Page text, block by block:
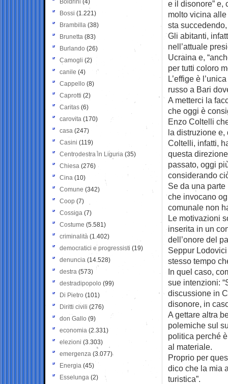
e il disonore” e,
molto vicina
sta
Gli abitanti,
nell’attuale
Ucraina e,
per tutti coloro
L’effige è
russo a Bari
A metterci la
che oggi è
Enzo Coltelli
la distruzione
Coltelli, infatti,
questa
passato, oggi
considerando
Se da una
che invocano
comunale non
Le motivazioni
inserita in un
dell’onore del
Seppur
stesso tempo
In quel caso,
sue intenzioni:
discussione in
disonore, in
A gettare altra
polemiche sul
politica perché
al materiale.
Proprio per
dico che la mia
turistica”.
Boldrini (4)
Bossi (1.221)
Brambilla (38)
Brunetta (83)
Burlando (26)
Camogli (2)
canile (4)
Cappello (8)
Caprotti (2)
Caritas (6)
carovita (170)
casa (247)
Casini (119)
Centrodestra in Liguria (35)
Chiesa (276)
Cina (10)
Comune (342)
Coop (7)
Cossiga (7)
Costume (5.581)
criminalità (1.402)
democratici e progressisti (19)
denuncia (14.528)
destra (573)
destradipopolo (99)
Di Pietro (101)
Diritti civili (276)
don Gallo (9)
economia (2.331)
elezioni (3.303)
emergenza (3.077)
Energia (45)
Esselunga (2)